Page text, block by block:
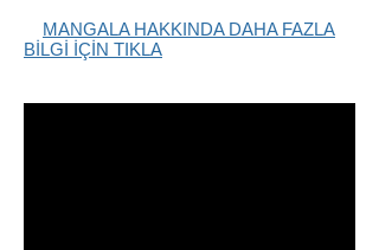
MANGALA HAKKINDA DAHA FAZLA
BİLGİ İÇİN TIKLA